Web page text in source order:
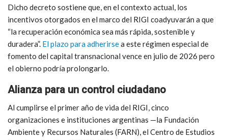
Dicho decreto sostiene que, en el contexto actual, los
incentivos otorgados en el marco del RIGI coadyuvarán a que
“la recuperación económica sea más rápida, sostenible y
duradera”. El plazo para adherirsea este régimen especial de
fomento del capital transnacional vence en julio de 2026 pero
el obierno podría prolongarlo.
Alianza para un control ciudadano
Al cumplirse el primer año de vida del RIGI, cinco
organizaciones e instituciones argentinas —la Fundación
Ambiente y Recursos Naturales (FARN), el Centro de Estudios